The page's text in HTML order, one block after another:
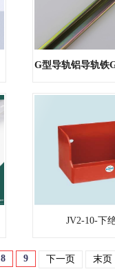
JV2-10-下
8 9 下一页 末页